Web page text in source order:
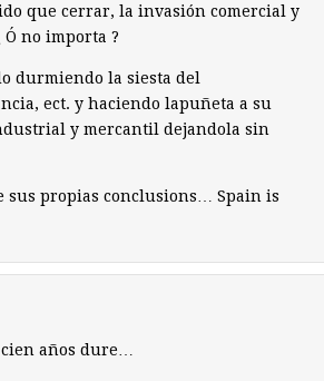
que cerrar, la invasión comercial y
no importa ?
durmiendo la siesta del
ect. y haciendo lapuñeta a su
y mercantil dejandola sin
sus propias conclusions… Spain is
cien años dure…